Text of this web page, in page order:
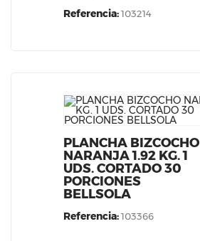
Referencia:103214
PLANCHA BIZCOCHO
NARANJA 1.92 KG. 1
UDS. CORTADO 30
PORCIONES
BELLSOLA
Referencia:103366